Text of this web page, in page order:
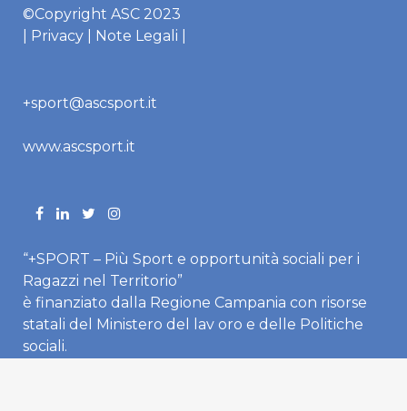
©Copyright ASC 2023
Privacy Note Legali
+sport@ascsport.it
www.ascsport.it
“+SPORT – Più Sport e opportunità sociali per i
Ragazzi nel Territorio”
è finanziato dalla Regione Campania con risorse
statali del Ministero del lav oro e delle Politiche
sociali.